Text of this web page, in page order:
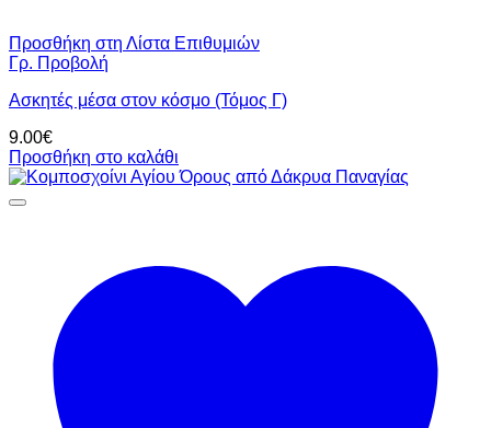
Προσθήκη στη Λίστα Επιθυμιών
Γρ. Προβολή
Ασκητές μέσα στον κόσμο (Τόμος Γ)
9.00€
Προσθήκη στο καλάθι